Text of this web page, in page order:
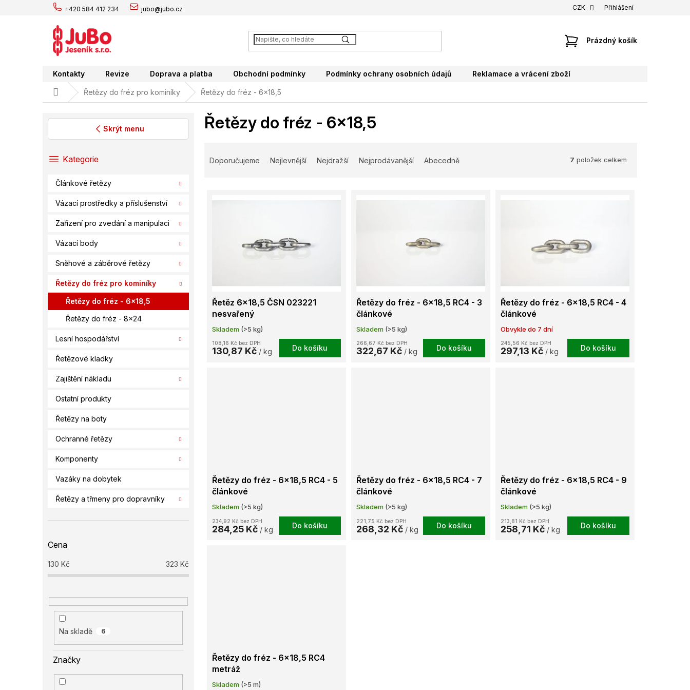
+420 584 412 234 jubo@jubo.cz CZK Přihlášení
NÁKUPNÍ
Prázdný košík
Kontakty Revize Doprava a platba Obchodní podmínky Podmínky ochrany osobních údajů Reklamace a vrácení zboží
Domů Řetězy do fréz pro kominíky Řetězy do fréz - 6x18,5
Skrýt menu
PřeskočitKategorie
Článkové řetězy
Vázací prostředky a příslušenství
Zařízení pro zvedání a manipulaci
Vázací body
Sněhové a záběrové řetězy
Řetězy do fréz pro kominíky
Řetězy do fréz - 6x18,5
Řetězy do fréz - 8x24
Lesní hospodářství
Řetězové kladky
Zajištění nákladu
Ostatní produkty
Řetězy na boty
Ochranné řetězy
Komponenty
Vazáky na dobytek
Řetězy a třmeny pro dopravníky
Cena
130 Kč 323 Kč
Na skladě 6
Značky
Řetězy do fréz - 6x18,5
Doporučujeme Nejlevnější Nejdražší Nejprodávanější Abecedně 7 položek celkem
Řetěz 6x18,5 ČSN 023221
nesvařený
Skladem (>5 kg)
108,16 Kč bez DPH
130,87 Kč / kg Do košíku
Řetězy do fréz - 6x18,5 RC4 - 3
článkové
Skladem (>5 kg)
266,67 Kč bez DPH
322,67 Kč / kg Do košíku
Řetězy do fréz - 6x18,5 RC4 - 4
článkové
Obvykle do 7 dní
245,56 Kč bez DPH
297,13 Kč / kg Do košíku
Řetězy do fréz - 6x18,5 RC4 - 5
článkové
Skladem (>5 kg)
234,92 Kč bez DPH
284,25 Kč / kg Do košíku
Řetězy do fréz - 6x18,5 RC4 - 7
článkové
Skladem (>5 kg)
221,75 Kč bez DPH
268,32 Kč / kg Do košíku
Řetězy do fréz - 6x18,5 RC4 - 9
článkové
Skladem (>5 kg)
213,81 Kč bez DPH
258,71 Kč / kg Do košíku
Řetězy do fréz - 6x18,5 RC4
metráž
Skladem (>5 m)